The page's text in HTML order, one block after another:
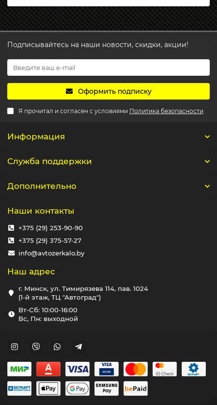
Подписывайтесь на наши новости, скидки, акции!
Оформить подписку
Я прочитал и согласен с условиями Политика безопасности
Информация
Служба поддержки
Дополнительно
Наши контакты
+375 (29) 253-90-90
+375 (29) 375-57-27
info@avtozerkalo.by
Наш адрес
г. Минск, ул. Тимирязева 114, пав. 1024
(1-й этаж, ТЦ "Автоград")
Вт-Сб: 10:00-16:00
Вс, Пн: выходной